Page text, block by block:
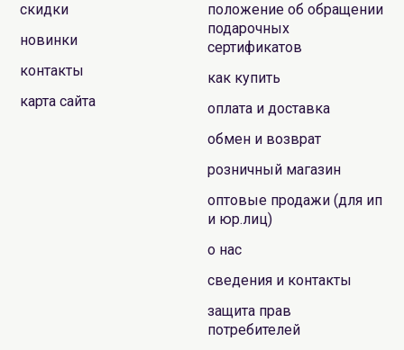
скидки
новинки
контакты
карта сайта
положение об обращении
подарочных
сертификатов
как купить
оплата и доставка
обмен и возврат
розничный магазин
оптовые продажи (для ип
и юр.лиц)
о нас
сведения и контакты
защита прав
потребителей